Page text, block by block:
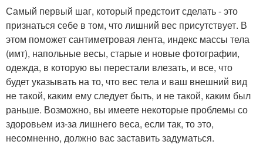
Самый первый шаг, который предстоит сделать - это
признаться себе в том, что лишний вес присутствует. В
этом поможет сантиметровая лента, индекс массы тела
(имт), напольные весы, старые и новые фотографии,
одежда, в которую вы перестали влезать, и все, что
будет указывать на то, что вес тела и ваш внешний вид
не такой, каким ему следует быть, и не такой, каким был
раньше. Возможно, вы имеете некоторые проблемы со
здоровьем из-за лишнего веса, если так, то это,
несомненно, должно вас заставить задуматься.